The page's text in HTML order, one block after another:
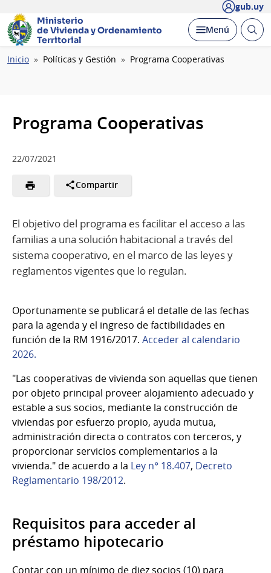
gub.uy
Ministerio
de Vivienda yOrdenamiento
Territorial
Desplegar
Menú Abrir
Ruta
Inicio Políticas y Gestión Programa Cooperativas
Programa Cooperativas
22/07/2021
Compartir
El objetivo del programa es facilitar el acceso a las
familias a una solución habitacional a través del
sistema cooperativo, en el marco de las leyes y
reglamentos vigentes que lo regulan.
Oportunamente se publicará el detalle de las fechas
para la agenda y el ingreso de factibilidades en
función de la RM 1916/2017. Acceder al calendario
2026.
"Las cooperativas de vivienda son aquellas que tienen
por objeto principal proveer alojamiento adecuado y
estable a sus socios, mediante la construcción de
viviendas por esfuerzo propio, ayuda mutua,
administración directa o contratos con terceros, y
proporcionar servicios complementarios a la
vivienda." de acuerdo a la Ley n° 18.407, Decreto
Reglamentario 198/2012.
Requisitos para acceder al
préstamo hipotecario
Contar con un mínimo de diez socios (10) para